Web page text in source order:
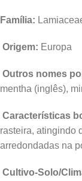
Família:
Origem: Europa
Outros nomes
mentha (inglês),
Características
rasteira, atingindo
arredondadas na
Cultivo-Solo/